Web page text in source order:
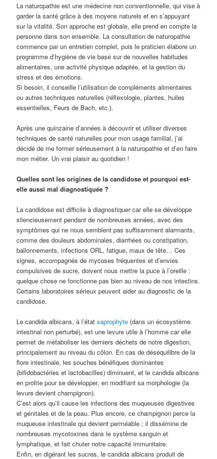
La naturopathie est une médecine non conventionnelle, qui vise à
garder la santé grâce à des moyens naturels et en s’appuyant
sur la vitalité. Son approche est globale, elle prend en compte la
personne dans son ensemble. La consultation de naturopathie
commence par un entretien complet, puis le praticien élabore un
programme d’hygiène de vie basé sur de nouvelles habitudes
alimentaires, une activité physique adaptée, et la gestion du
stress et des émotions.
Si besoin, il conseille l’utilisation de compléments alimentaires
ou autres techniques naturelles (réflexologie, plantes, huiles
essentielles, Feurs de Bach, etc.).
Après une quinzaine d’années à découvrir et utiliser diverses
techniques de santé naturelles pour mon usage familial, j’ai
décidé de me former sérieusement à la naturopathie et d’en faire
mon métier. Un vrai plaisir au quotidien !
Quelles sont les origines de la candidose et pourquoi est-
elle aussi mal diagnostiquée ?
La candidose est difficile à diagnostiquer car elle se développe
silencieusement pendant de nombreuses années, avec des
symptômes qui ne nous semblent pas suffisamment alarmants,
comme des douleurs abdominales, diarrhées ou constipation,
ballonnements, infections ORL, fatigue, maux de tête… Ces
signes, accompagnés de mycoses fréquentes et d’envies
compulsives de sucre, doivent nous mettre la puce à l’oreille :
quelque chose ne fonctionne pas bien au niveau de nos intestins.
Certains laboratoires sérieux peuvent aider au diagnostic de la
candidose.
Le candida albicans, à l’étatsaprophyte (dans un écosystème
intestinal non perturbé), est une levure utile à l’homme car elle
permet de métaboliser les derniers déchets de notre digestion,
principalement au niveau du côlon. En cas de déséquilibre de la
flore intestinale, les souches bénéfiques dominantes
(bifidobactéries et lactobacilles) diminuent, et le candida albicans
en profite pour se développer, en modifiant sa morphologie (la
levure devient champignon).
C’est alors qu’il cause les infections des muqueuses digestives
et génitales et de la peau. Plus encore, ce champignon perce la
muqueuse intestinale qui devient perméable ; il dissémine de
nombreuses mycotoxines dans le système sanguin et
lymphatique, et fait chuter notre capacité immunitaire.
Enfin, en digérant les sucres, le candida albicans produit de